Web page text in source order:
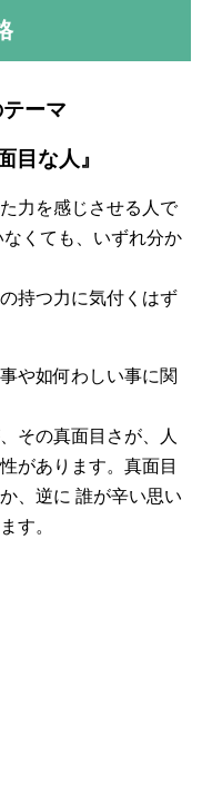
ーマ
目な人』
力を感じさせる人で
くても、いずれ分か
持つ力に気付くはず
や如何わしい事に関
その真面目さが、人
があります。真面目
、逆に 誰が辛い思い
す。